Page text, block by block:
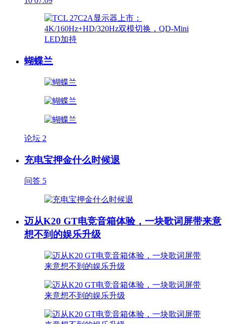
蝴蝶兰
论坛 2
充电宝押金什么时候退
问答 5
迈从K20 GT电竞音箱体验，一块歌词屏带来意
想不到的娱乐升级